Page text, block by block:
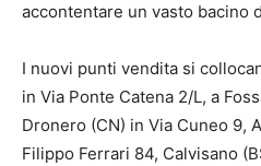
accontentare un vasto bacino
I nuovi punti vendita si
in Via Ponte Catena 2/L, a
Dronero (CN) in Via Cuneo 9,
Filippo Ferrari 84, Calvisano